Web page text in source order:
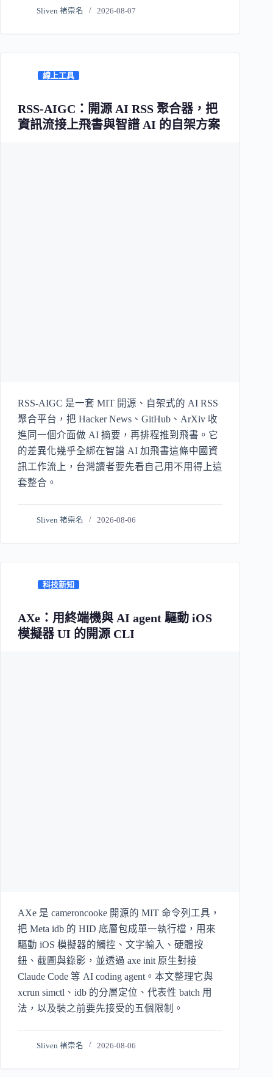
Sliven 褚崇名 2026-08-07
線上工具
RSS-AIGC：開源 AI RSS 聚合器，把
資訊流接上飛書與智譜 AI 的自架方案
RSS-AIGC 是一套 MIT 開源、自架式的 AI RSS
聚合平台，把 Hacker News、GitHub、ArXiv 收
進同一個介面做 AI 摘要，再排程推到飛書。它
的差異化幾乎全綁在智譜 AI 加飛書這條中國資
訊工作流上，台灣讀者要先看自己用不用得上這
套整合。
Sliven 褚崇名 2026-08-06
科技新知
AXe：用終端機與 AI agent 驅動 iOS
模擬器 UI 的開源 CLI
AXe 是 cameroncooke 開源的 MIT 命令列工具，
把 Meta idb 的 HID 底層包成單一執行檔，用來
驅動 iOS 模擬器的觸控、文字輸入、硬體按
鈕、截圖與錄影，並透過 axe init 原生對接
Claude Code 等 AI coding agent。本文整理它與
xcrun simctl、idb 的分層定位、代表性 batch 用
法，以及裝之前要先接受的五個限制。
Sliven 褚崇名 2026-08-06